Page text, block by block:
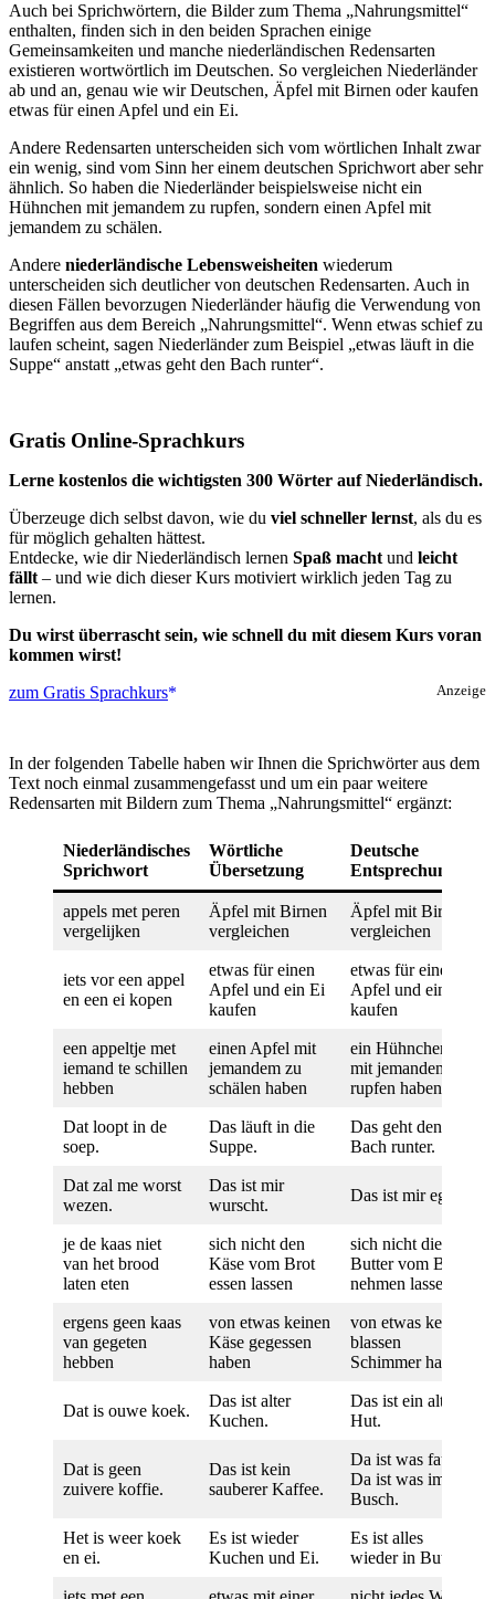
Auch bei Sprichwörtern, die Bilder zum Thema „Nahrungsmittel“
enthalten, finden sich in den beiden Sprachen einige
Gemeinsamkeiten und manche niederländischen Redensarten
existieren wortwörtlich im Deutschen. So vergleichen Niederländer
ab und an, genau wie wir Deutschen, Äpfel mit Birnen oder kaufen
etwas für einen Apfel und ein Ei.
Andere Redensarten unterscheiden sich vom wörtlichen Inhalt zwar
ein wenig, sind vom Sinn her einem deutschen Sprichwort aber sehr
ähnlich. So haben die Niederländer beispielsweise nicht ein
Hühnchen mit jemandem zu rupfen, sondern einen Apfel mit
jemandem zu schälen.
Andere niederländische Lebensweisheiten wiederum
unterscheiden sich deutlicher von deutschen Redensarten. Auch in
diesen Fällen bevorzugen Niederländer häufig die Verwendung von
Begriffen aus dem Bereich „Nahrungsmittel“. Wenn etwas schief zu
laufen scheint, sagen Niederländer zum Beispiel „etwas läuft in die
Suppe“ anstatt „etwas geht den Bach runter“.
Gratis Online-Sprachkurs
Lerne kostenlos die wichtigsten 300 Wörter auf Niederländisch.
Überzeuge dich selbst davon, wie du viel schneller lernst, als du es
für möglich gehalten hättest.
Entdecke, wie dir Niederländisch lernen Spaß macht und leicht
fällt – und wie dich dieser Kurs motiviert wirklich jeden Tag zu
lernen.
Du wirst überrascht sein, wie schnell du mit diesem Kurs voran
kommen wirst!
Anzeige
zum Gratis Sprachkurs
In der folgenden Tabelle haben wir Ihnen die Sprichwörter aus dem
Text noch einmal zusammengefasst und um ein paar weitere
Redensarten mit Bildern zum Thema „Nahrungsmittel“ ergänzt:
Niederländisches
Sprichwort
Wörtliche
Übersetzung
Deutsche
Entsprechung
appels met peren
vergelijken
Äpfel mit Birnen
vergleichen
Äpfel mit Birnen
vergleichen
iets vor een appel
en een ei kopen
etwas für einen
Apfel und ein Ei
kaufen
etwas für einen
Apfel und ein Ei
kaufen
een appeltje met
iemand te schillen
hebben
einen Apfel mit
jemandem zu
schälen haben
ein Hühnchen
mit jemandem zu
rupfen haben
Dat loopt in de
soep.
Das läuft in die
Suppe.
Das geht den
Bach runter.
Dat zal me worst
wezen.
Das ist mir
wurscht.
Das ist mir egal.
je de kaas niet
van het brood
laten eten
sich nicht den
Käse vom Brot
essen lassen
sich nicht die
Butter vom Brot
nehmen lassen
ergens geen kaas
van gegeten
hebben
von etwas keinen
Käse gegessen
haben
von etwas keinen
blassen
Schimmer haben
Dat is ouwe koek.
Das ist alter
Kuchen.
Das ist ein alter
Hut.
Dat is geen
zuivere koffie.
Das ist kein
sauberer Kaffee.
Da ist was faul. /
Da ist was im
Busch.
Het is weer koek
en ei.
Es ist wieder
Kuchen und Ei.
Es ist alles
wieder in Butter.